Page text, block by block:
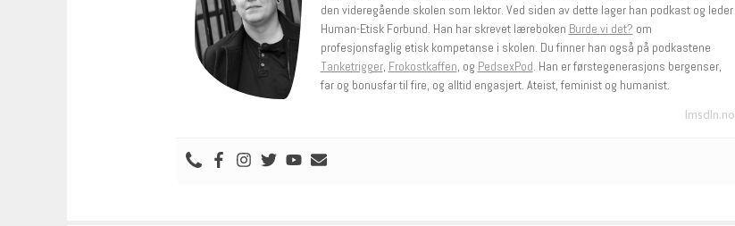
den videregående skolen som lektor. Ved siden av dette lager han podkast og leder
Human-Etisk Forbund. Han har skrevet læreboken Burde vi det? om
profesjonsfaglig etisk kompetanse i skolen. Du finner han også på podkastene
Tanketrigger, Frokostkaffen , og PedsexPod . Han er førstegenerasjons bergenser,
far og bonusfar til fire, og alltid engasjert. Ateist, feminist og humanist.
lmsdln.no